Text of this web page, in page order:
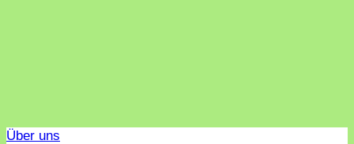
Über uns